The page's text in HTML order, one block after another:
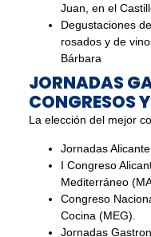
Juan, en el
Degustaciones
rosados y de
Bárbara
JORNADAS
CONGRESOS
La elección del mejor
Jornadas
I Congreso
Mediterráneo
Congreso
Cocina (MEG).
Jornadas